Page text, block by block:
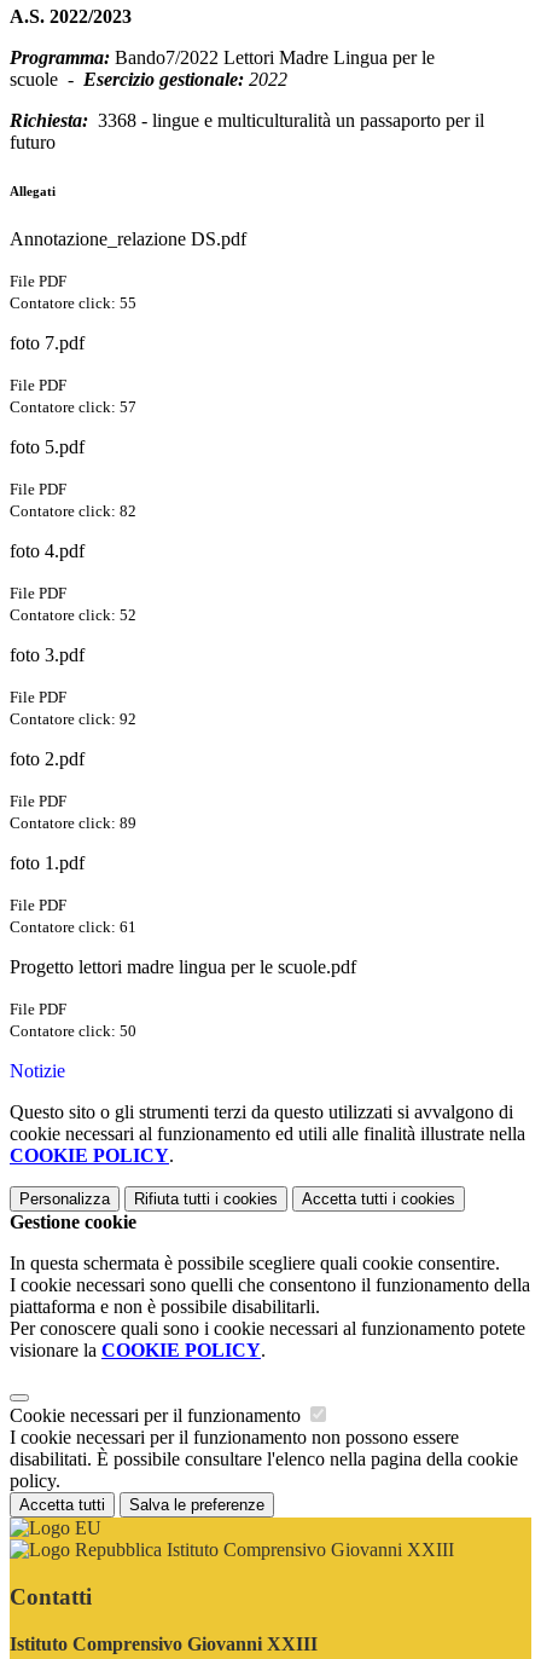
A.S. 2022/2023
Programma: Bando7/2022 Lettori Madre Lingua per le
scuole - Esercizio gestionale: 2022
Richiesta: 3368 - lingue e multiculturalità un passaporto per il
futuro
Allegati
Annotazione_relazione DS.pdf
File PDF
Contatore click: 55
foto 7.pdf
File PDF
Contatore click: 57
foto 5.pdf
File PDF
Contatore click: 82
foto 4.pdf
File PDF
Contatore click: 52
foto 3.pdf
File PDF
Contatore click: 92
foto 2.pdf
File PDF
Contatore click: 89
foto 1.pdf
File PDF
Contatore click: 61
Progetto lettori madre lingua per le scuole.pdf
File PDF
Contatore click: 50
Notizie
Questo sito o gli strumenti terzi da questo utilizzati si avvalgono di
cookie necessari al funzionamento ed utili alle finalità illustrate nella
COOKIE POLICY.
Personalizza Rifiuta tutti i cookies Accetta tutti i cookies
Gestione cookie
In questa schermata è possibile scegliere quali cookie consentire.
I cookie necessari sono quelli che consentono il funzionamento della
piattaforma e non è possibile disabilitarli.
Per conoscere quali sono i cookie necessari al funzionamento potete
visionare la COOKIE POLICY.
Cookie necessari per il funzionamento
I cookie necessari per il funzionamento non possono essere
disabilitati. È possibile consultare l'elenco nella pagina della cookie
policy.
Accetta tutti Salva le preferenze
Istituto Comprensivo Giovanni XXIII
Contatti
Istituto Comprensivo Giovanni XXIII